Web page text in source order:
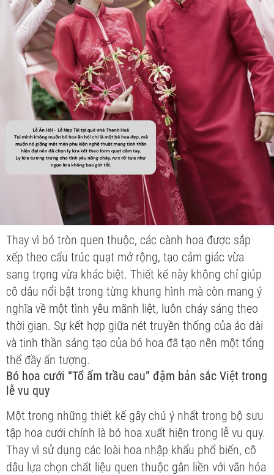
Thay vì bó tròn quen thuộc, các cành hoa được sắp
xếp theo cấu trúc quạt mở rộng, tạo cảm giác vừa
sang trọng vừa khác biệt. Thiết kế này không chỉ giúp
cô dâu nổi bật trong từng khung hình mà còn mang ý
nghĩa về một tình yêu mãnh liệt, luôn cháy sáng theo
thời gian. Sự kết hợp giữa nét truyền thống của áo dài
và tinh thần sáng tạo của bó hoa đã tạo nên một tổng
thể đầy ấn tượng.
Bó hoa cưới “Tổ ấm trầu cau” đậm bản sắc Việt trong
lễ vu quy
Một trong những thiết kế gây chú ý nhất trong bộ sưu
tập hoa cưới chính là bó hoa xuất hiện trong lễ vu quy.
Thay vì sử dụng các loài hoa nhập khẩu phổ biến, cô
dâu lựa chọn chất liệu quen thuộc gắn liền với văn hóa